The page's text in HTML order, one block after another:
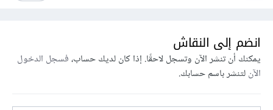
انضم إلى النقاش
يمكنك أن تنشر الآن وتسجل لاحقًا. إذا كان لديك حساب،فسجل الدخول
الآنلتنشر باسم حسابك.